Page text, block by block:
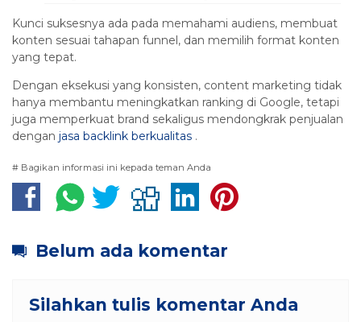
Kunci suksesnya ada pada memahami audiens, membuat
konten sesuai tahapan funnel, dan memilih format konten
yang tepat.
Dengan eksekusi yang konsisten, content marketing tidak
hanya membantu meningkatkan ranking di Google, tetapi
juga memperkuat brand sekaligus mendongkrak penjualan
dengan jasa backlink berkualitas .
# Bagikan informasi ini kepada teman Anda
Belum ada komentar
Silahkan tulis komentar Anda